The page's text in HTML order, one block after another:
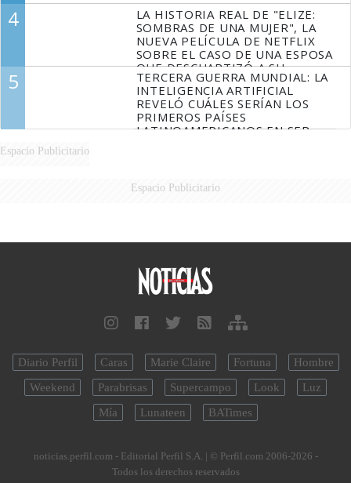
4
LA HISTORIA REAL DE "ELIZE:
SOMBRAS DE UNA MUJER", LA
NUEVA PELÍCULA DE NETFLIX
SOBRE EL CASO DE UNA ESPOSA
QUE DESCUARTIZÓ A SU
MARIDO
5
TERCERA GUERRA MUNDIAL: LA
INTELIGENCIA ARTIFICIAL
REVELÓ CUÁLES SERÍAN LOS
PRIMEROS PAÍSES
LATINOAMERICANOS EN SER
Espacio Publicitario
Espacio Publicitario
Diario Perfil Caras Marie Claire Fortuna
Hombre
Weekend
Parabrisas Supercampo Look
Luz
Mía
Lunateen BATimes
noticias.perfil.com - Editorial Perfil S.A. | © Perfil.com 2006-2026 -
Todos los derechos reservados